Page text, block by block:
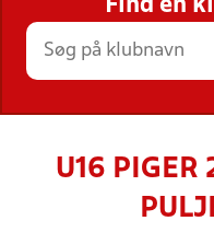
STILLINGER,
Find en
U16 PIGER